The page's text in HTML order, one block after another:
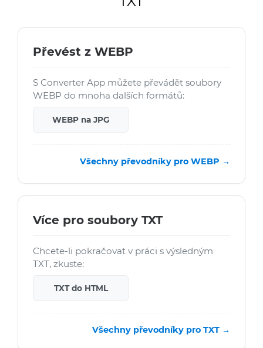
Převést z WEBP
S Converter App můžete převádět soubory
WEBP do mnoha dalších formátů:
WEBP na JPG
Všechny převodníky pro WEBP →
Více pro soubory TXT
Chcete-li pokračovat v práci s výsledným
TXT, zkuste:
TXT do HTML
Všechny převodníky pro TXT →